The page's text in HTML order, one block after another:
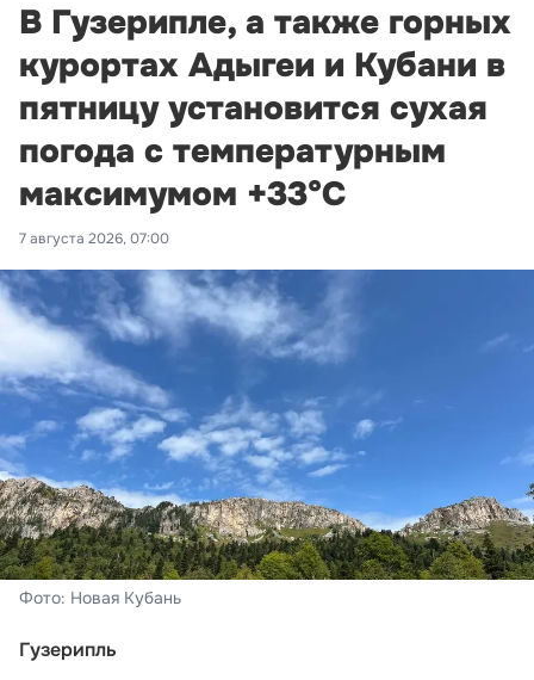
В Гузерипле, а также горных
курортах Адыгеи и Кубани в
пятницу установится сухая
погода с температурным
максимумом +33°С
7 августа 2026, 07:00
Фото: Новая Кубань
Гузерипль